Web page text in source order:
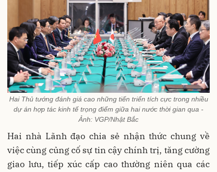
Hai Thủ tướng đánh giá cao những tiến triển tích cực trong nhiều
dự án hợp tác kinh tế trọng điểm giữa hai nước thời gian qua -
Ảnh: VGP/Nhật Bắc
Hai nhà Lãnh đạo chia sẻ nhận thức chung về
việc cùng củng cố sự tin cậy chính trị, tăng cường
giao lưu, tiếp xúc cấp cao thường niên qua các